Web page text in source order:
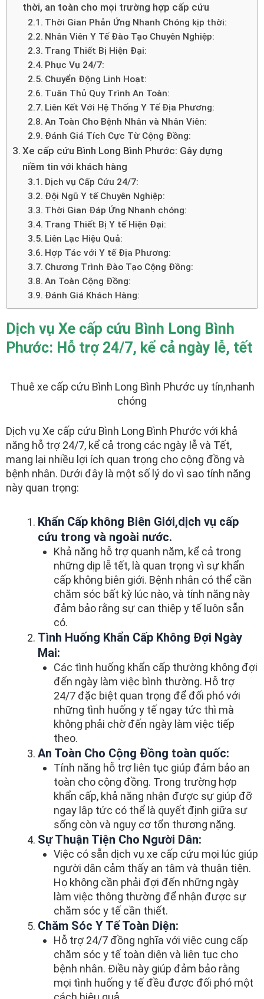
thời, an toàn cho mọi trường hợp cấp cứu
Thời Gian Phản Ứng Nhanh Chóng kịp thời:
Nhân Viên Y Tế Đào Tạo Chuyên Nghiệp:
Trang Thiết Bị Hiện Đại:
Phục Vụ 24/7:
Chuyển Động Linh Hoạt:
Tuân Thủ Quy Trình An Toàn:
Liên Kết Với Hệ Thống Y Tế Địa Phương:
An Toàn Cho Bệnh Nhân và Nhân Viên:
Đánh Giá Tích Cực Từ Cộng Đồng:
Xe cấp cứu Bình Long Bình Phước: Gây dựng
niềm tin với khách hàng
Dịch vụ Cấp Cứu 24/7:
Đội Ngũ Y tế Chuyên Nghiệp:
Thời Gian Đáp Ứng Nhanh chóng:
Trang Thiết Bị Y tế Hiện Đại:
Liên Lạc Hiệu Quả:
Hợp Tác với Y tế Địa Phương:
Chương Trình Đào Tạo Cộng Đồng:
An Toàn Cộng Đồng:
Đánh Giá Khách Hàng:
Dịch vụ Xe cấp cứu Bình Long Bình
Phước: Hỗ trợ 24/7, kể cả ngày lễ, tết
Thuê xe cấp cứu Bình Long Bình Phước uy tín,nhanh
chóng
Dịch vụ Xe cấp cứu Bình Long Bình Phước với khả
năng hỗ trợ 24/7, kể cả trong các ngày lễ và Tết,
mang lại nhiều lợi ích quan trọng cho cộng đồng và
bệnh nhân. Dưới đây là một số lý do vì sao tính năng
này quan trọng:
Khẩn Cấp không Biên Giới,dịch vụ cấp
cứu trong và ngoài nước.
Khả năng hỗ trợ quanh năm, kể cả trong
những dịp lễ tết, là quan trọng vì sự khẩn
cấp không biên giới. Bệnh nhân có thể cần
chăm sóc bất kỳ lúc nào, và tính năng này
đảm bảo rằng sự can thiệp y tế luôn sẵn
có.
Tình Huống Khẩn Cấp Không Đợi Ngày
Mai:
Các tình huống khẩn cấp thường không đợi
đến ngày làm việc bình thường. Hỗ trợ
24/7 đặc biệt quan trọng để đối phó với
những tình huống y tế ngay tức thì mà
không phải chờ đến ngày làm việc tiếp
theo.
An Toàn Cho Cộng Đồng toàn quốc:
Tính năng hỗ trợ liên tục giúp đảm bảo an
toàn cho cộng đồng. Trong trường hợp
khẩn cấp, khả năng nhận được sự giúp đỡ
ngay lập tức có thể là quyết định giữa sự
sống còn và nguy cơ tổn thương nặng.
Sự Thuận Tiện Cho Người Dân:
Việc có sẵn dịch vụ xe cấp cứu mọi lúc giúp
người dân cảm thấy an tâm và thuận tiện.
Họ không cần phải đợi đến những ngày
làm việc thông thường để nhận được sự
chăm sóc y tế cần thiết.
Chăm Sóc Y Tế Toàn Diện:
Hỗ trợ 24/7 đồng nghĩa với việc cung cấp
chăm sóc y tế toàn diện và liên tục cho
bệnh nhân. Điều này giúp đảm bảo rằng
mọi tình huống y tế đều được đối phó một